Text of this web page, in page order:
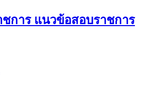
ชการ แนวข้อสอบราชการ